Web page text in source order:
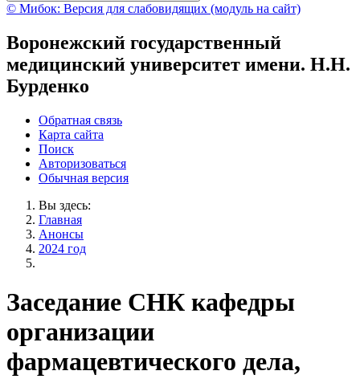
© Мибок: Версия для слабовидящих (модуль на сайт)
Воронежский государственный
медицинский университет имени. Н.Н.
Бурденко
Обратная связь
Карта сайта
Поиск
Авторизоваться
Обычная версия
Вы здесь:
Главная
Анонсы
2024 год
Заседание СНК кафедры
организации
фармацевтического дела,